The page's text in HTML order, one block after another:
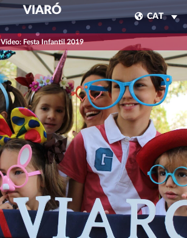
VIARÓ
CAT
Vídeo: Festa Infantil 2019